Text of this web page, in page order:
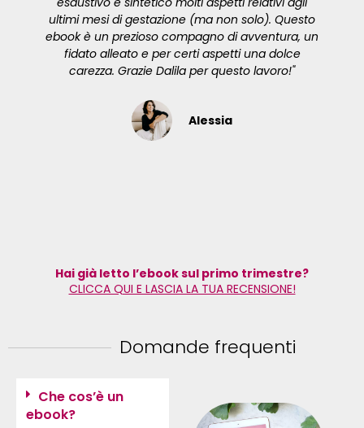
ultimi mesi di gestazione (ma non solo). Questo
ebook è un prezioso compagno di avventura, un
fidato alleato e per certi aspetti una dolce
carezza. Grazie Dalila per questo lavoro!"
Alessia
Hai già letto l’ebook sul primo trimestre?
CLICCA QUI E LASCIA LA TUA RECENSIONE!
Domande frequenti
Che cos’è un
ebook?